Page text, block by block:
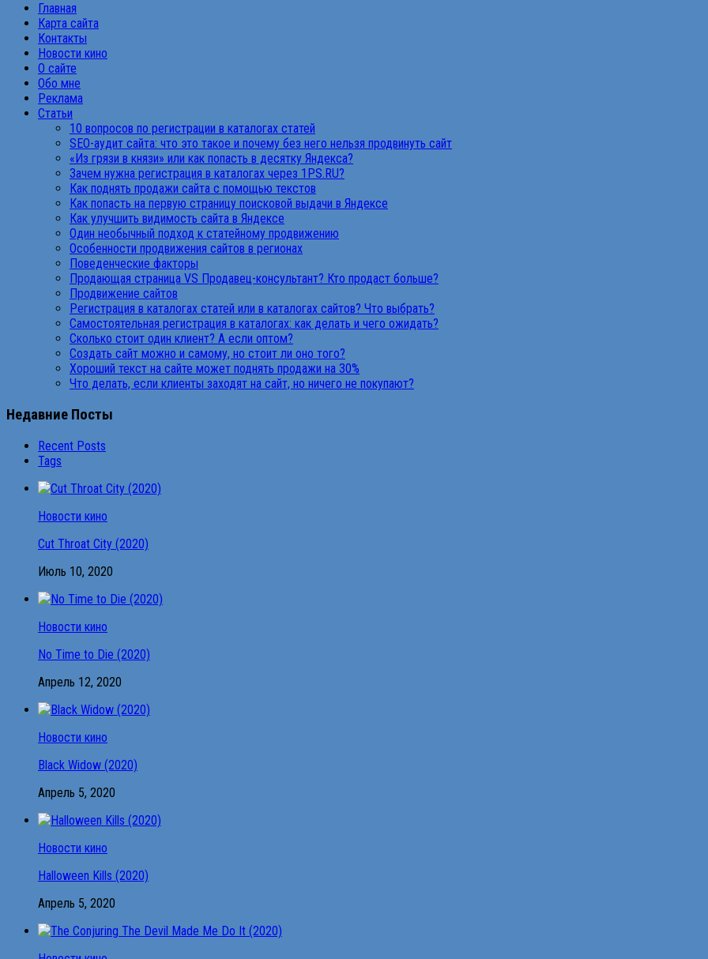
Главная
Карта сайта
Контакты
Новости кино
О сайте
Обо мне
Реклама
Статьи
10 вопросов по регистрации в каталогах статей
SEO-аудит сайта: что это такое и почему без него нельзя продвинуть сайт
«Из грязи в князи» или как попасть в десятку Яндекса?
Зачем нужна регистрация в каталогах через 1PS.RU?
Как поднять продажи сайта с помощью текстов
Как попасть на первую страницу поисковой выдачи в Яндексе
Как улучшить видимость сайта в Яндексе
Один необычный подход к статейному продвижению
Особенности продвижения сайтов в регионах
Поведенческие факторы
Продающая страница VS Продавец-консультант? Кто продаст больше?
Продвижение сайтов
Регистрация в каталогах статей или в каталогах сайтов? Что выбрать?
Самостоятельная регистрация в каталогах: как делать и чего ожидать?
Сколько стоит один клиент? А если оптом?
Создать сайт можно и самому, но стоит ли оно того?
Хороший текст на сайте может поднять продажи на 30%
Что делать, если клиенты заходят на сайт, но ничего не покупают?
Недавние Посты
Recent Posts
Tags
Новости кино
Cut Throat City (2020)
Июль 10, 2020
Новости кино
No Time to Die (2020)
Апрель 12, 2020
Новости кино
Black Widow (2020)
Апрель 5, 2020
Новости кино
Halloween Kills (2020)
Апрель 5, 2020